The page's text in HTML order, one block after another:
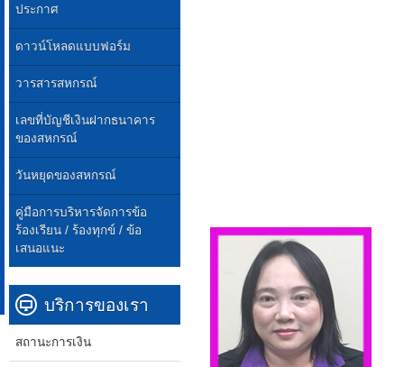
ประกาศ
ดาวน์โหลดแบบฟอร์ม
วารสารสหกรณ์
เลขที่บัญชีเงินฝากธนาคาร
ของสหกรณ์
วันหยุดของสหกรณ์
คู่มือการบริหารจัดการข้อ
ร้องเรียน / ร้องทุกข์ / ข้อ
เสนอแนะ
บริการของเรา
สถานะการเงิน